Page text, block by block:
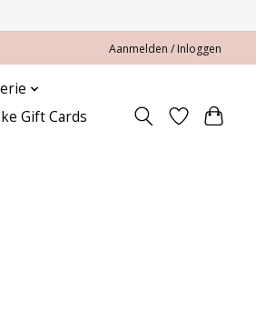
Aanmelden / Inloggen
Gift Cards